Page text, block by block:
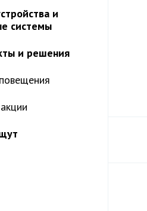
и
системы
и решения